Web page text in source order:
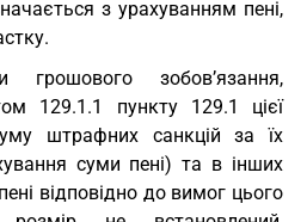
з урахуванням пені,
зобов’язання,
129.1.1 пункту 129.1 цієї
штрафних санкцій за їх
суми пені) та в інших
відповідно до вимог цього